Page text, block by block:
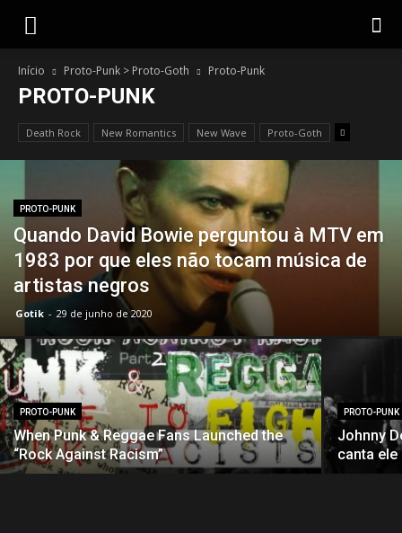
Gotik
Início Proto-Punk > Proto-Goth Proto-Punk
PROTO-PUNK
Death Rock New Romantics New Wave Proto-Goth
PROTO-PUNK
Quando David Bowie perguntou à MTV em
1983 por que eles não tocam música de
artistas negros
Gotik - 29 de junho de 2020
PROTO-PUNK
When Punk & Reggae Fans Launched the
“Rock Against Racism”
PROTO-PUNK
Johnny
canta